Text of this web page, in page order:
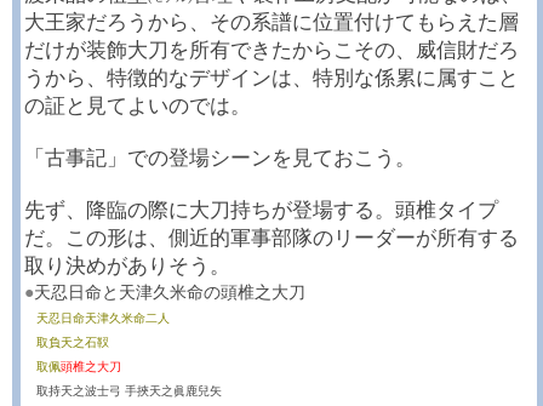
大王家だろうから、その系譜に位置付けてもらえた層
だけが装飾大刀を所有できたからこその、威信財だろ
うから、特徴的なデザインは、特別な係累に属すこと
の証と見てよいのでは。
「古事記」での登場シーンを見ておこう。
先ず、降臨の際に大刀持ちが登場する。頭椎タイプ
だ。この形は、側近的軍事部隊のリーダーが所有する
取り決めがありそう。
●天忍日命と天津久米命の頭椎之大刀
天忍日命天津久米命二人
取負天之石靫
取佩頭椎之大刀
取持天之波士弓 手挾天之眞鹿兒矢